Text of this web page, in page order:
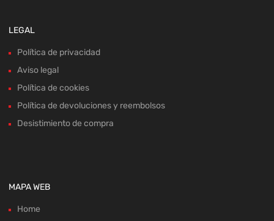
LEGAL
Política de privacidad
Aviso legal
Política de cookies
Política de devoluciones y reembolsos
Desistimiento de compra
MAPA WEB
Home